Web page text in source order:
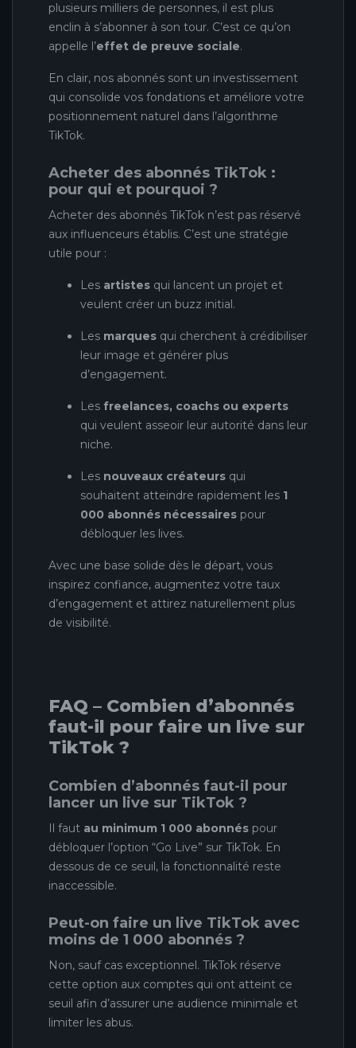
plusieurs milliers de personnes, il est plus
enclin à s’abonner à son tour. C’est ce qu’on
appelle l’effet de preuve sociale.
En clair, nos abonnés sont un investissement
qui consolide vos fondations et améliore votre
positionnement naturel dans l’algorithme
TikTok.
Acheter des abonnés TikTok :
pour qui et pourquoi ?
Acheter des abonnés TikTok n’est pas réservé
aux influenceurs établis. C’est une stratégie
utile pour :
Les artistes qui lancent un projet et
veulent créer un buzz initial.
Les marques qui cherchent à crédibiliser
leur image et générer plus
d’engagement.
Les freelances, coachs ou experts
qui veulent asseoir leur autorité dans leur
niche.
Les nouveaux créateurs qui
souhaitent atteindre rapidement les 1
000 abonnés nécessaires pour
débloquer les lives.
Avec une base solide dès le départ, vous
inspirez confiance, augmentez votre taux
d’engagement et attirez naturellement plus
de visibilité.
FAQ – Combien d’abonnés
faut-il pour faire un live sur
TikTok ?
Combien d’abonnés faut-il pour
lancer un live sur TikTok ?
Il faut au minimum 1 000 abonnés pour
débloquer l’option “Go Live” sur TikTok. En
dessous de ce seuil, la fonctionnalité reste
inaccessible.
Peut-on faire un live TikTok avec
moins de 1 000 abonnés ?
Non, sauf cas exceptionnel. TikTok réserve
cette option aux comptes qui ont atteint ce
seuil afin d’assurer une audience minimale et
limiter les abus.